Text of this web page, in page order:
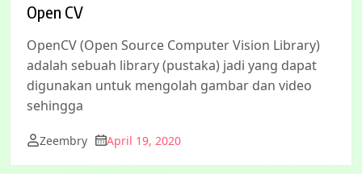
Open CV
OpenCV (Open Source Computer Vision Library)
adalah sebuah library (pustaka) jadi yang dapat
digunakan untuk mengolah gambar dan video
sehingga
Zeembry April 19, 2020